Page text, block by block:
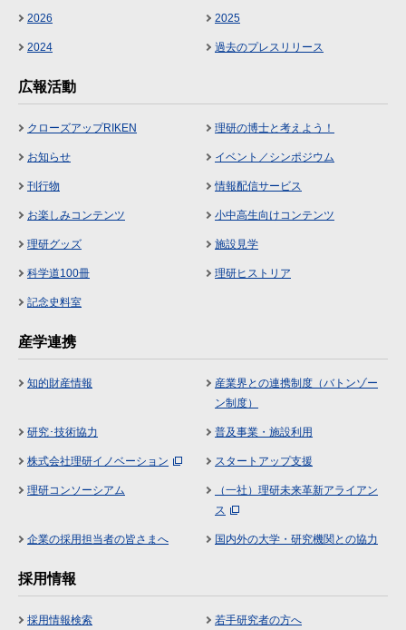
2026 2025
2024 過去のプレスリリース
広報活動
クローズアップRIKEN 理研の博士と考えよう！
お知らせ イベント／シンポジウム
刊行物 情報配信サービス
お楽しみコンテンツ 小中高生向けコンテンツ
理研グッズ 施設見学
科学道100冊 理研ヒストリア
記念史料室
産学連携
知的財産情報
産業界との連携制度（バトンゾー
ン制度）
研究･技術協力 普及事業・施設利用
株式会社理研イノベーション スタートアップ支援
理研コンソーシアム
（一社）理研未来革新アライアン
ス
企業の採用担当者の皆さまへ 国内外の大学・研究機関との協力
採用情報
採用情報検索 若手研究者の方へ